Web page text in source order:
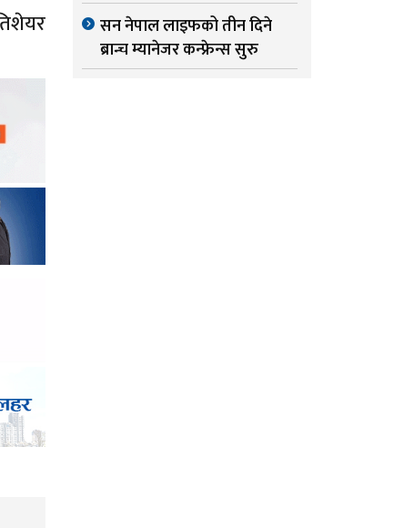
सन नेपाल लाइफको तीन दिने
ब्रान्च म्यानेजर कन्फ्रेन्स सुरु